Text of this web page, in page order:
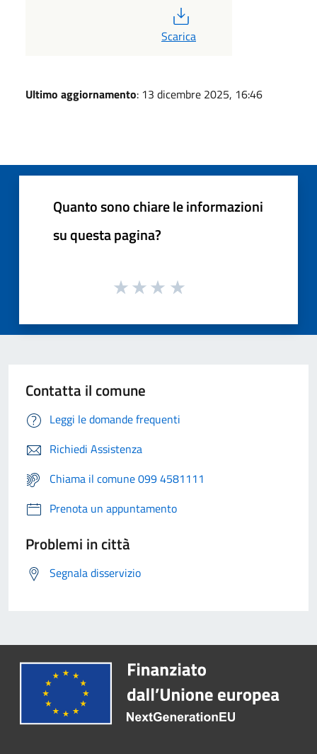
Scarica
Ultimo aggiornamento: 13 dicembre 2025, 16:46
Quanto sono chiare le informazioni
su questa pagina?
Contatta il comune
Leggi le domande frequenti
Richiedi Assistenza
Chiama il comune 099 4581111
Prenota un appuntamento
Problemi in città
Segnala disservizio